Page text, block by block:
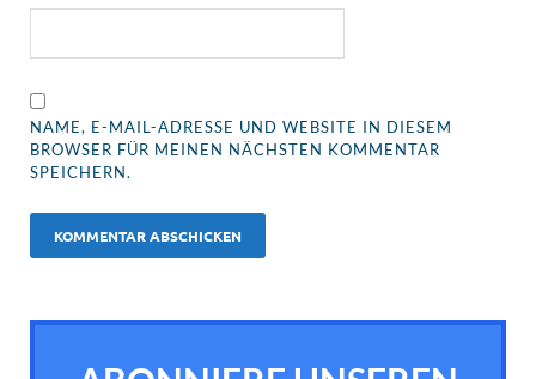
NAME, E-MAIL-ADRESSE UND WEBSITE IN DIESEM
BROWSER FÜR MEINEN NÄCHSTEN KOMMENTAR
SPEICHERN.